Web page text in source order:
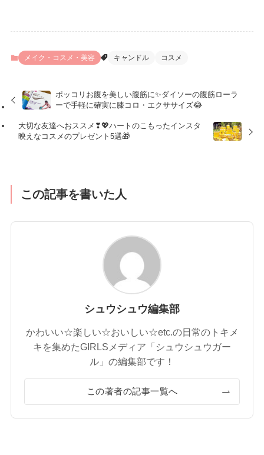
メイク・コスメ・美容 キャンドル コスメ
ポッコリお腹を美しい腹筋に✨ダイソーの腹筋ローラ
ーで手軽に確実に膝コロ・エクササイズ😂
大切な友達へおススメ❣💖ハートのこもったインスタ
映えなコスメのプレゼント5選🎁
この記事を書いた人
シュウシュウ編集部
かわいい☆楽しい☆おいしい☆etc.の日常のトキメ
キを集めたGIRLSメディア「シュウシュウガー
ル」の編集部です！
この著者の記事一覧へ